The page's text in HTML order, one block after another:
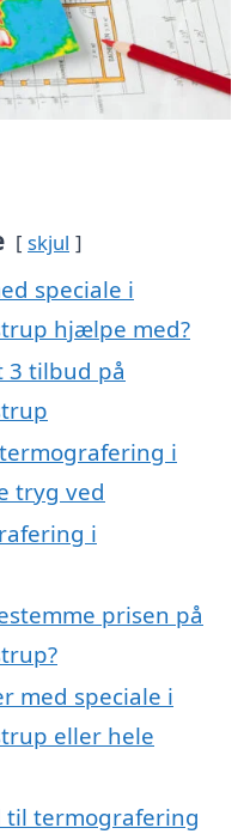
skjul
speciale i
hjælpe med?
tilbud på
i
tryg ved
i
prisen på
med speciale i
eller hele
til termografering